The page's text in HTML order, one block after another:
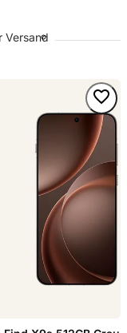
Versand